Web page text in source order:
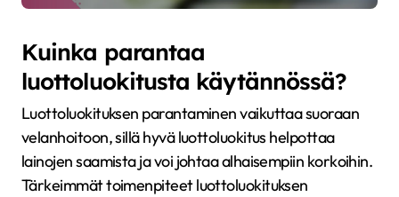
Kuinka parantaa
luottoluokitusta käytännössä?
Luottoluokituksen parantaminen vaikuttaa suoraan
velanhoitoon, sillä hyvä luottoluokitus helpottaa
lainojen saamista ja voi johtaa alhaisempiin korkoihin.
Tärkeimmät toimenpiteet luottoluokituksen